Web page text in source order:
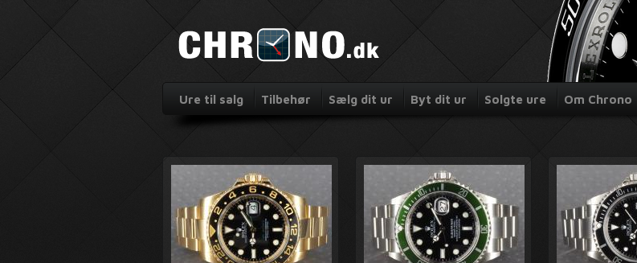
Ure til salg Tilbehør Sælg dit ur Byt dit ur Solgte ure Om Chrono